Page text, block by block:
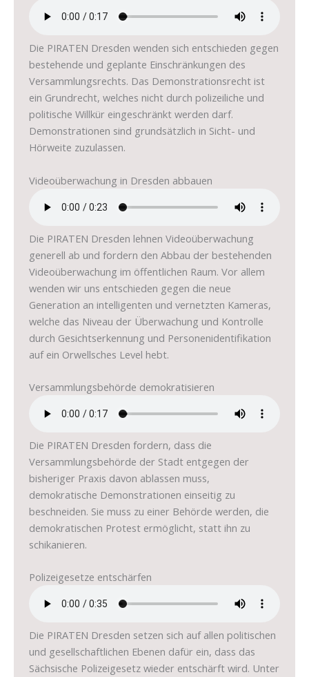
Die PIRATEN Dresden wenden sich entschieden gegen
bestehende und geplante Einschränkungen des
Versammlungsrechts. Das Demonstrationsrecht ist
ein Grundrecht, welches nicht durch polizeiliche und
politische Willkür eingeschränkt werden darf.
Demonstrationen sind grundsätzlich in Sicht- und
Hörweite zuzulassen.
Videoüberwachung in Dresden abbauen
Die PIRATEN Dresden lehnen Videoüberwachung
generell ab und fordern den Abbau der bestehenden
Videoüberwachung im öffentlichen Raum. Vor allem
wenden wir uns entschieden gegen die neue
Generation an intelligenten und vernetzten Kameras,
welche das Niveau der Überwachung und Kontrolle
durch Gesichtserkennung und Personenidentifikation
auf ein Orwellsches Level hebt.
Versammlungsbehörde demokratisieren
Die PIRATEN Dresden fordern, dass die
Versammlungsbehörde der Stadt entgegen der
bisheriger Praxis davon ablassen muss,
demokratische Demonstrationen einseitig zu
beschneiden. Sie muss zu einer Behörde werden, die
demokratischen Protest ermöglicht, statt ihn zu
schikanieren.
Polizeigesetze entschärfen
Die PIRATEN Dresden setzen sich auf allen politischen
und gesellschaftlichen Ebenen dafür ein, dass das
Sächsische Polizeigesetz wieder entschärft wird. Unter